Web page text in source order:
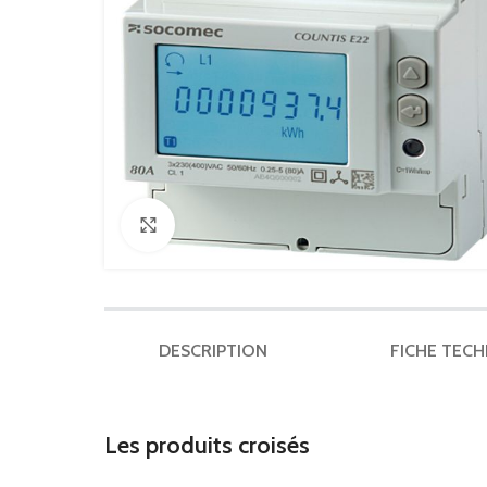
DESCRIPTION FICHE
Les produits croisés